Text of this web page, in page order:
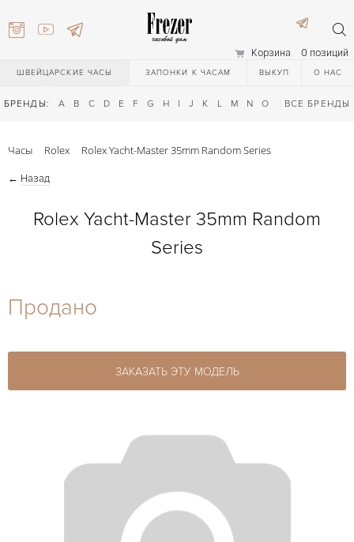
Корзина 0 позиций
ШВЕЙЦАРСКИЕ ЧАСЫ ЗАПОНКИ К ЧАСАМ ВЫКУП О НАС
БРЕНДЫ: A B C D E F G H I J K L M N O Q R S T
ВСЕ БРЕНДЫ
27-44
Часы Rolex Rolex Yacht-Master 35mm Random Series
← Назад
Rolex Yacht-Master 35mm Random
Series
Продано
ЗАКАЗАТЬ ЭТУ МОДЕЛЬ